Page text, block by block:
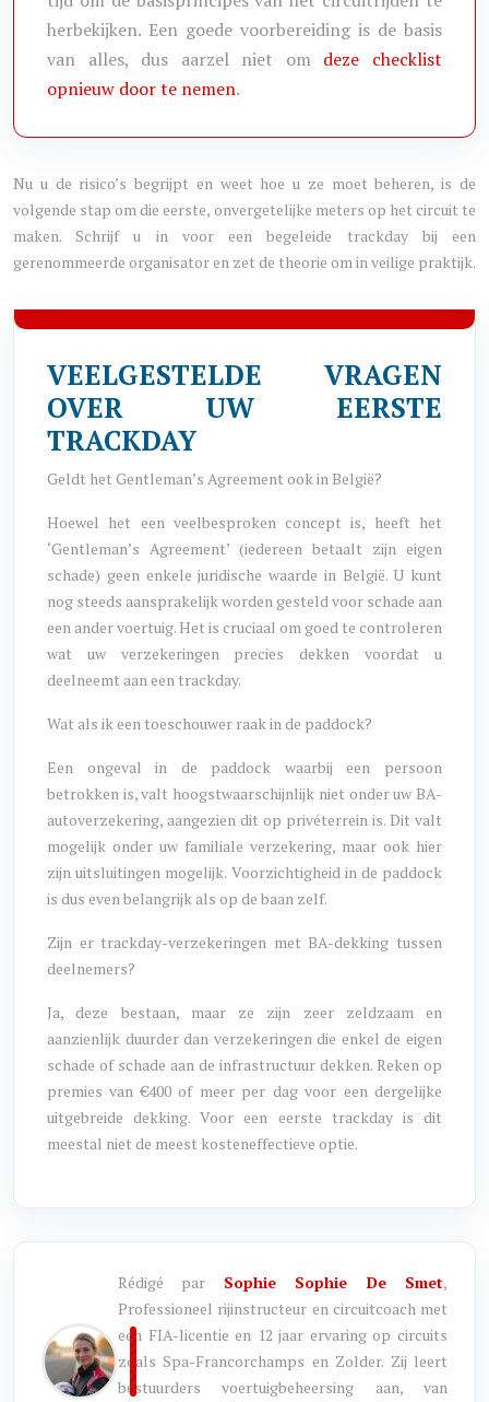
herbekijken. Een goede voorbereiding is de basis
van alles, dus aarzel niet om deze checklist
opnieuw door te nemen.
Nu u de risico’s begrijpt en weet hoe u ze moet beheren, is de
volgende stap om die eerste, onvergetelijke meters op het circuit te
maken. Schrijf u in voor een begeleide trackday bij een
gerenommeerde organisator en zet de theorie om in veilige praktijk.
VEELGESTELDE VRAGEN
OVER UW EERSTE
TRACKDAY
Geldt het Gentleman’s Agreement ook in België?
Hoewel het een veelbesproken concept is, heeft het
‘Gentleman’s Agreement’ (iedereen betaalt zijn eigen
schade) geen enkele juridische waarde in België. U kunt
nog steeds aansprakelijk worden gesteld voor schade aan
een ander voertuig. Het is cruciaal om goed te controleren
wat uw verzekeringen precies dekken voordat u
deelneemt aan een trackday.
Wat als ik een toeschouwer raak in de paddock?
Een ongeval in de paddock waarbij een persoon
betrokken is, valt hoogstwaarschijnlijk niet onder uw BA-
autoverzekering, aangezien dit op privéterrein is. Dit valt
mogelijk onder uw familiale verzekering, maar ook hier
zijn uitsluitingen mogelijk. Voorzichtigheid in de paddock
is dus even belangrijk als op de baan zelf.
Zijn er trackday-verzekeringen met BA-dekking tussen
deelnemers?
Ja, deze bestaan, maar ze zijn zeer zeldzaam en
aanzienlijk duurder dan verzekeringen die enkel de eigen
schade of schade aan de infrastructuur dekken. Reken op
premies van €400 of meer per dag voor een dergelijke
uitgebreide dekking. Voor een eerste trackday is dit
meestal niet de meest kosteneffectieve optie.
Rédigé par Sophie Sophie De Smet,
Professioneel rijinstructeur en circuitcoach met
een FIA-licentie en 12 jaar ervaring op circuits
zoals Spa-Francorchamps en Zolder. Zij leert
bestuurders voertuigbeheersing aan, van